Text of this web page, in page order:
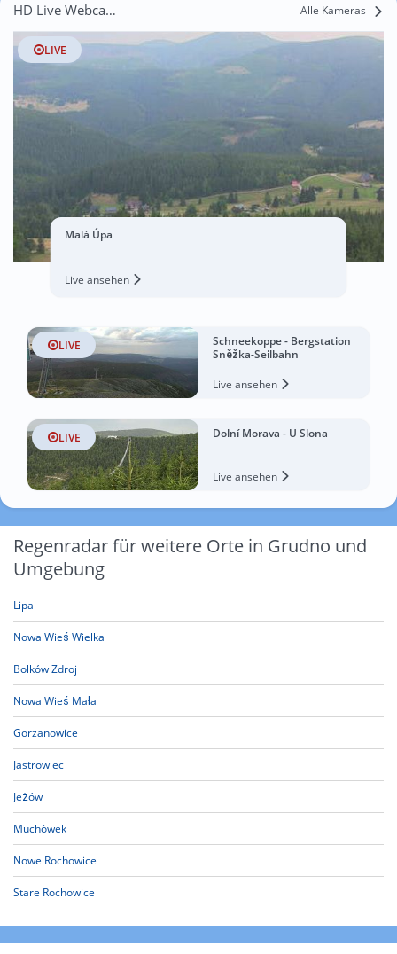
HD Live Webcams Grudno Alle Kameras
LIVE
Malá Úpa
Live ansehen
LIVE
Schneekoppe - Bergstation
Sněžka-Seilbahn
Live ansehen
LIVE Dolní Morava - U Slona
Live ansehen
Regenradar für weitere Orte in Grudno und
Umgebung
Lipa
Nowa Wieś Wielka
Bolków Zdroj
Nowa Wieś Mała
Gorzanowice
Jastrowiec
Jeżów
Muchówek
Nowe Rochowice
Stare Rochowice